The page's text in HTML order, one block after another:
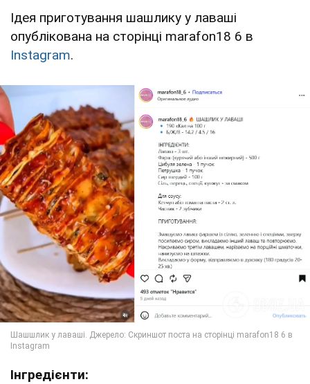
Ідея приготування шашлику у лаваші
опублікована на сторінці marafon18 6 в
Instagram.
Інгредієнти: